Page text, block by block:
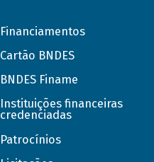
Financiamentos
Cartão BNDES
BNDES Finame
Instituições financeiras
credenciadas
Patrocínios